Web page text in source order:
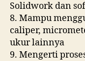
Solidwork dan
8. Mampu
caliper,
ukur lainnya
9. Mengerti